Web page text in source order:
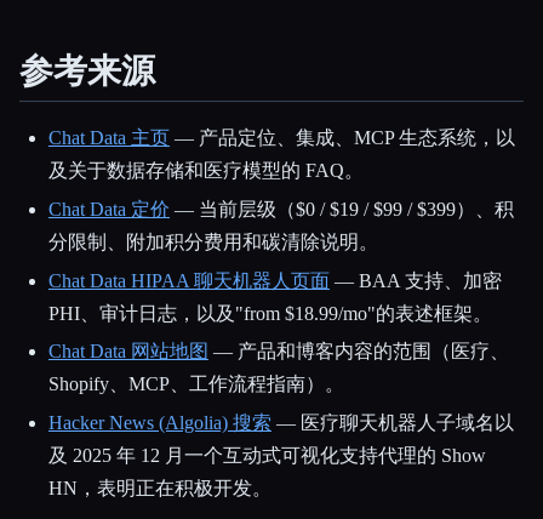
参考来源
Chat Data 主页 — 产品定位、集成、MCP 生态系统，以
及关于数据存储和医疗模型的 FAQ。
Chat Data 定价 — 当前层级（$0 / $19 / $99 / $399）、积
分限制、附加积分费用和碳清除说明。
Chat Data HIPAA 聊天机器人页面 — BAA 支持、加密
PHI、审计日志，以及"from $18.99/mo"的表述框架。
Chat Data 网站地图 — 产品和博客内容的范围（医疗、
Shopify、MCP、工作流程指南）。
Hacker News (Algolia) 搜索 — 医疗聊天机器人子域名以
及 2025 年 12 月一个互动式可视化支持代理的 Show
HN，表明正在积极开发。